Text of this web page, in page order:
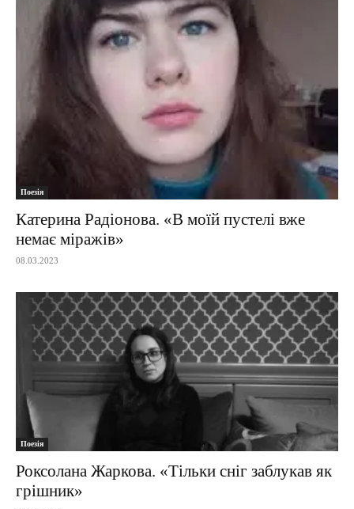
Поезія
Катерина Радіонова. «В моїй пустелі вже
немає міражів»
08.03.2023
Поезія
Роксолана Жаркова. «Тільки сніг заблукав як
грішник»